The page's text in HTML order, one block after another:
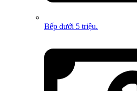
Bếp dưới 5 triệu.